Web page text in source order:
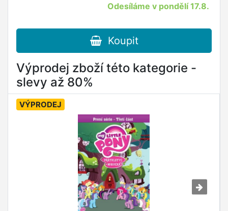
Odesíláme v pondělí 17.8.
Koupit
Výprodej zboží této kategorie -
slevy až 80%
VÝPRODEJ